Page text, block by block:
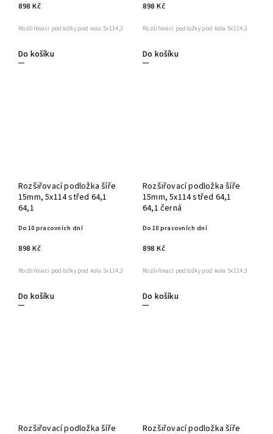
898 Kč
Do košíku
Rozšiřovací podložky pod kola 5x114,3
898 Kč
Do košíku
Rozšiřovací podložky pod kola 5x114,3
Rozšiřovací podložka šíře
15mm, 5x114 střed 64,1
64,1
Do 10 pracovních dní
898 Kč
Do košíku
Rozšiřovací podložky pod kola 5x114,3
Rozšiřovací podložka šíře
15mm, 5x114 střed 64,1
64,1 černá
Do 10 pracovních dní
898 Kč
Do košíku
Rozšiřovací podložky pod kola 5x114,3
Rozšiřovací podložka šíře
Rozšiřovací podložka šíře